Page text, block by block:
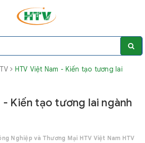
HTV Việt Nam - Kiến tạo tương lai
- Kiến tạo tương lai ngành
Nghiệp và Thương Mại HTV Việt Nam HTV